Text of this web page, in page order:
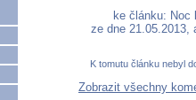
ke článku:
ze dne 21.05.2013,
K tomutu článku nebyl
Zobrazit všechny